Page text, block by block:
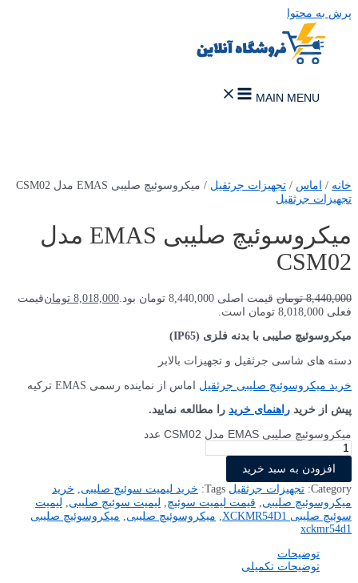
پرش به محتوا
MAIN MENU
خانه / اماس / تجهیزات جرثقیل / میکروسوئیچ صلیبی EMAS مدل CSM02
تجهیزات جرثقیل
میکروسوئیچ صلیبی EMAS مدل
CSM02
8,440,000 تومان قیمت اصلی 8,440,000 تومان بود. 8,018,000 تومانقیمت
فعلی 8,018,000 تومان است.
میکروسوئیچ صلیبی با بدنه فلزی (IP65)
دسته های شاسی جرثقیل و تجهیزات بالابر
خرید میکروسوئیچ صلیبی جرثقیل اماس از نماینده رسمی EMAS ترکیه
پیش از خرید راهنمای خرید را مطالعه نمایید.
میکروسوئیچ صلیبی EMAS مدل CSM02 عدد
افزودن به سبد خرید
Category: تجهیزات جرثقیل Tags: خرید لیمیت سوئیچ صلیبی
خرید
میکروسوئیچ صلیبی
قیمت لیمیت سوئیچ لیمیت سوئیچ صلیبی
لیمیت
سوئیچ صلیبی XCKMR54D1
میکروسوئیچ صلیبی
میکروسوئیچ صلیبی
xckmr54d1
توضیحات
توضیحات تکمیلی